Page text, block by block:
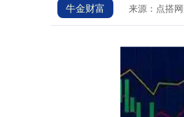
牛金财富 来源：点搭